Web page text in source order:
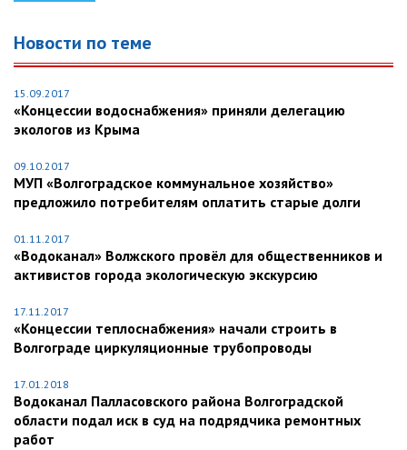
Новости по теме
15.09.2017
«Концессии водоснабжения» приняли делегацию
экологов из Крыма
09.10.2017
МУП «Волгоградское коммунальное хозяйство»
предложило потребителям оплатить старые долги
01.11.2017
«Водоканал» Волжского провёл для общественников и
активистов города экологическую экскурсию
17.11.2017
«Концессии теплоснабжения» начали строить в
Волгограде циркуляционные трубопроводы
17.01.2018
Водоканал Палласовского района Волгоградской
области подал иск в суд на подрядчика ремонтных
работ